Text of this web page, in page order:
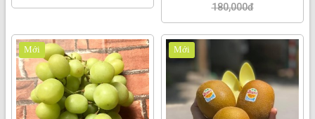
180,000đ
Mới Mới